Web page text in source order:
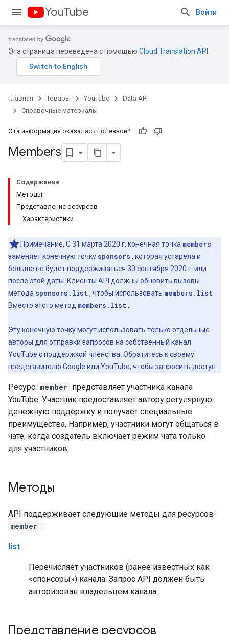
YouTube Войти
Эта страница переведена с помощью Cloud Translation API
Главная Товары YouTube
Data API
Справочные материалы
Эта информация оказалась полезной?
Members
Содержание
Методы
Представление ресурсов
Характеристики
Примечание. С 31 марта 2020 г. конечная точка members
заменяет конечную точку sponsors , которая устарела и
больше не будет поддерживаться 30 сентября 2020 г. или
после этой даты. Клиенты API должны обновить вызовы
метода sponsors.list , чтобы использовать members.list
Вместо этого метод members.list
Эту конечную точку могут использовать только отдельные
авторы для отправки запросов на собственный канал
YouTube с поддержкой членства. Обратитесь к своему
представителю Google или YouTube, чтобы запросить доступ.
Ресурс member представляет участника канала
YouTube. Участник предоставляет автору регулярную
денежную поддержку и получает специальные
преимущества. Например, участники могут общаться в
чате, когда создатель включает режим чата только
для участников.
Методы
API поддерживает следующие методы для ресурсов-
member :
list
Перечисляет участников (ранее известных как
«спонсоры») канала. Запрос API должен быть
авторизован владельцем канала.
Представление ресурсов